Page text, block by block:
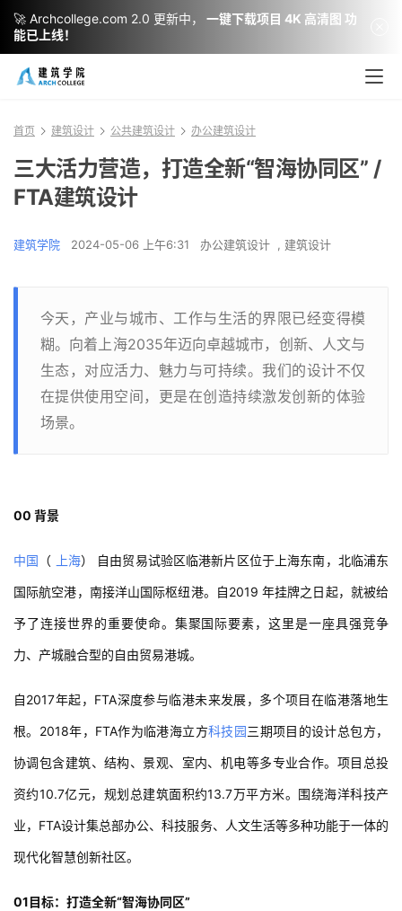
首页 建筑设计 公共建筑设计 办公建筑设计
三大活力营造，打造全新“智海协同区” /
FTA建筑设计
建筑学院 2024-05-06 上午6:31 办公建筑设计 , 建筑设计
今天，产业与城市、工作与生活的界限已经变得模
糊。向着上海2035年迈向卓越城市，创新、人文与
生态，对应活力、魅力与可持续。我们的设计不仅
在提供使用空间，更是在创造持续激发创新的体验
场景。
00 背景
中国 （ 上海） 自由贸易试验区临港新片区位于上海东南，北临浦东
国际航空港，南接洋山国际枢纽港。自2019 年挂牌之日起，就被给
予了连接世界的重要使命。集聚国际要素，这里是一座具强竞争
力、产城融合型的自由贸易港城。
自2017年起，FTA深度参与临港未来发展，多个项目在临港落地生
根。2018年，FTA作为临港海立方科技园三期项目的设计总包方，
协调包含建筑、结构、景观、室内、机电等多专业合作。项目总投
资约10.7亿元，规划总建筑面积约13.7万平方米。围绕海洋科技产
业，FTA设计集总部办公、科技服务、人文生活等多种功能于一体的
现代化智慧创新社区。
01目标：打造全新“智海协同区”
🚀 Archcollege.com 2.0 更新中，
一键下载项目 4K 高清图 功
能已上线！